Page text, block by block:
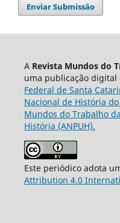
Enviar Submissão
A Revista Mundos do
uma publicação digital
Federal de Santa
Nacional de História
Mundos do Trabalho
História (ANPUH).
Este periódico adota
Attribution 4.0